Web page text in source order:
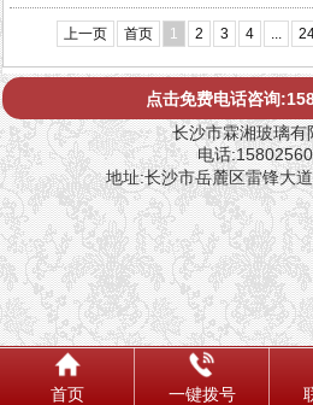
上一页 首页 1 2 3 4 ...
点击免费电话咨询
长沙市霖湘玻璃
电话
地址:长沙市岳麓区雷锋
首页 一键拨号